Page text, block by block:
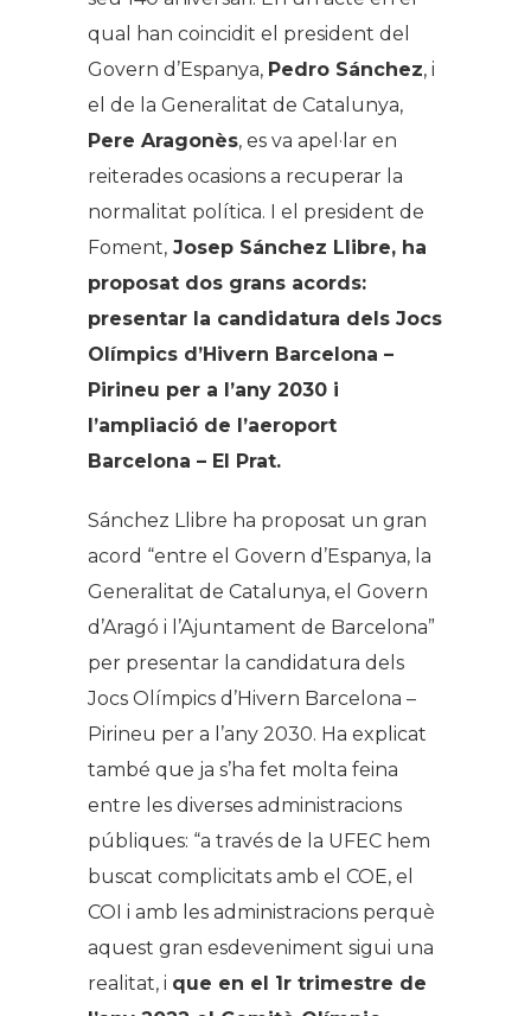
qual han coincidit el president del
Govern d’Espanya, Pedro Sánchez, i
el de la Generalitat de Catalunya,
Pere Aragonès, es va apel·lar en
reiterades ocasions a recuperar la
normalitat política. I el president de
Foment, Josep Sánchez Llibre, ha
proposat dos grans acords:
presentar la candidatura dels Jocs
Olímpics d’Hivern Barcelona –
Pirineu per a l’any 2030 i
l’ampliació de l’aeroport
Barcelona – El Prat.
Sánchez Llibre ha proposat un gran
acord “entre el Govern d’Espanya, la
Generalitat de Catalunya, el Govern
d’Aragó i l’Ajuntament de Barcelona”
per presentar la candidatura dels
Jocs Olímpics d’Hivern Barcelona –
Pirineu per a l’any 2030. Ha explicat
també que ja s’ha fet molta feina
entre les diverses administracions
públiques: “a través de la UFEC hem
buscat complicitats amb el COE, el
COI i amb les administracions perquè
aquest gran esdeveniment sigui una
realitat, i que en el 1r trimestre de